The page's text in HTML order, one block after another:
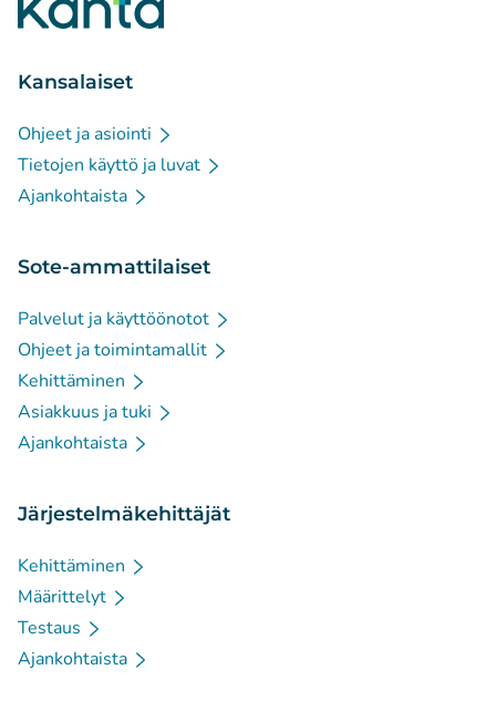
Kansalaiset
Ohjeet ja asiointi
Tietojen käyttö ja luvat
Ajankohtaista
Sote-ammattilaiset
Palvelut ja käyttöönotot
Ohjeet ja toimintamallit
Kehittäminen
Asiakkuus ja tuki
Ajankohtaista
Järjestelmäkehittäjät
Kehittäminen
Määrittelyt
Testaus
Ajankohtaista